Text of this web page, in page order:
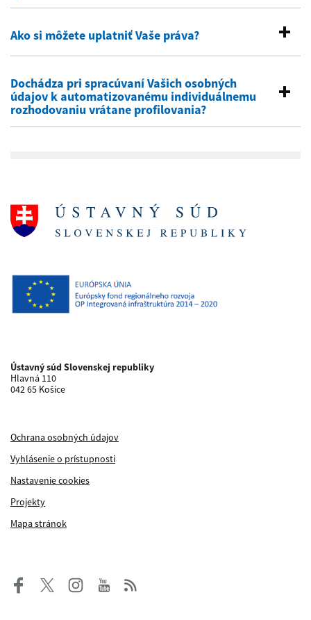
Ako si môžete uplatniť Vaše práva?
Dochádza pri spracúvaní Vašich osobných
údajov k automatizovanému individuálnemu
rozhodovaniu vrátane profilovania?
Ústavný súd Slovenskej republiky
Hlavná 110
042 65 Košice
Ochrana osobných údajov
Vyhlásenie o prístupnosti
Nastavenie cookies
Projekty
Mapa stránok